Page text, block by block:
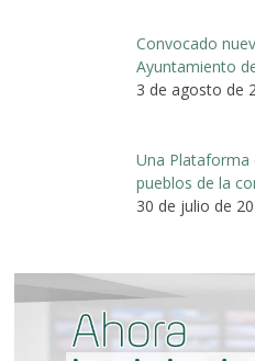
Convocado
Ayuntamiento
3 de agosto de
Una Plataforma
pueblos de la
30 de julio de